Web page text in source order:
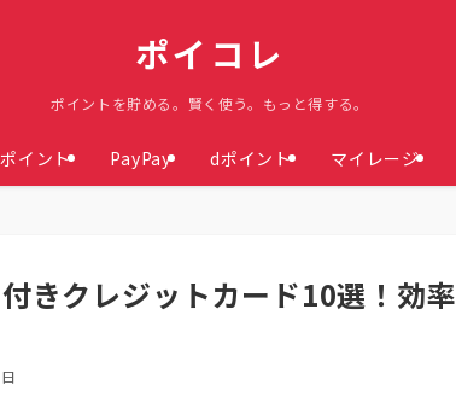
ポイコレ
ポイントを貯める。賢く使う。もっと得する。
イント PayPay dポイント マイレージ
きクレジットカード10選！効率